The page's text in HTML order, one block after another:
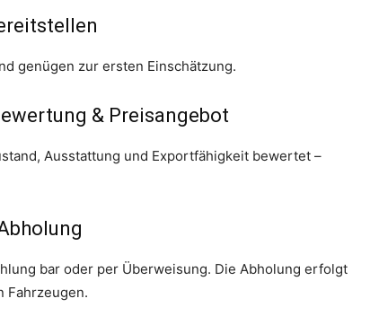
genügen zur ersten Einschätzung.
& Preisangebot
Ausstattung und Exportfähigkeit bewertet –
bar oder per Überweisung. Die Abholung erfolgt
Fahrzeugen.